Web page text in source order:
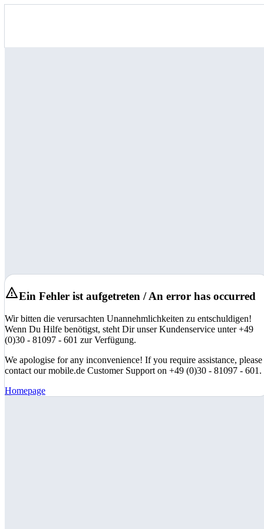
Ein Fehler ist aufgetreten / An error has occurred
Wir bitten die verursachten Unannehmlichkeiten zu entschuldigen!
Wenn Du Hilfe benötigst, steht Dir unser Kundenservice unter +49
(0)30 - 81097 - 601 zur Verfügung.
We apologise for any inconvenience! If you require assistance, please
contact our mobile.de Customer Support on +49 (0)30 - 81097 - 601.
Homepage